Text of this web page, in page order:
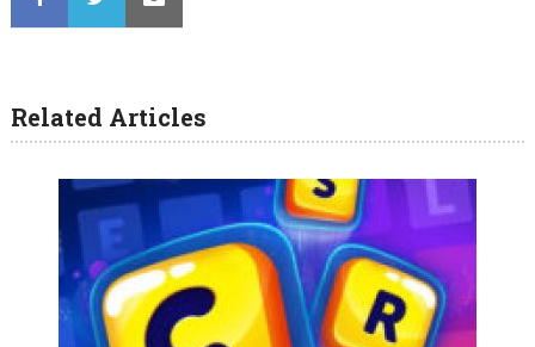
Related Articles